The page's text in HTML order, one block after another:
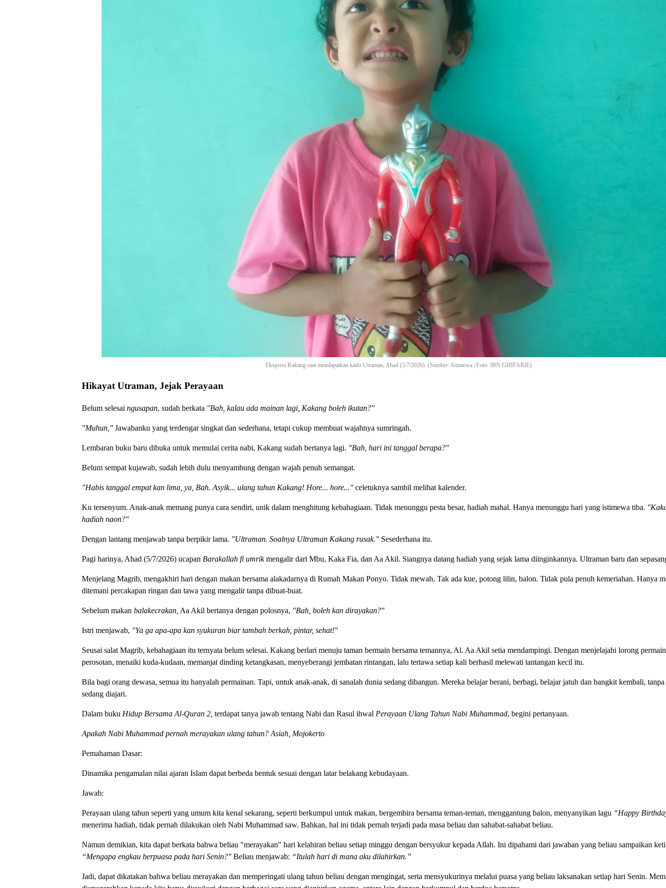
Ekspresi Kakang saat mendapatkan kado Utraman, Ahad (5/7/2026). (Sumber: Istimewa | Foto: IBN GHIFARIE)
Hikayat Utraman, Jejak Perayaan
Belum selesai ngusapan, sudah berkata "Bah, kalau ada mainan lagi, Kakang boleh ikutan?"
"Muhun,"Jawabanku yang terdengar singkat dan sederhana, tetapi cukup membuat wajahnya sumringah.
Lembaran buku baru dibuka untuk memulai cerita nabi, Kakang sudah bertanya lagi. "Bah, hari ini tanggal berapa?"
Belum sempat kujawab, sudah lebih dulu menyambung dengan wajah penuh semangat.
"Habis tanggal empat kan lima, ya, Bah. Asyik... ulang tahun Kakang! Hore... hore..." celetuknya sambil melihat kalender.
Ku tersenyum. Anak-anak memang punya cara sendiri, unik dalam menghitung kebahagiaan. Tidak menunggu pesta besar, hadiah mahal. Hanya menunggu hari yang istimewa tiba.
hadiah naon?"
Dengan lantang menjawab tanpa berpikir lama. "Ultraman. Soalnya Ultraman Kakang rusak."Sesederhana itu.
Pagi harinya, Ahad (5/7/2026) ucapan Barakallah fi umrikmengalir dari Mbu, Kaka Fia, dan Aa Akil. Siangnya datang hadiah yang sejak lama diinginkannya. Ultraman baru dan
Menjelang Magrib, mengakhiri hari dengan makan bersama alakadarnya di Rumah Makan Ponyo. Tidak mewah. Tak ada kue, potong lilin, balon. Tidak pula penuh kemeriahan. Hanya
ditemani percakapan ringan dan tawa yang mengalir tanpa dibuat-buat.
Sebelum makan balakecrakan, Aa Akil bertanya dengan polosnya, "Bah, boleh kan dirayakan?"
Istri menjawab, "Ya ga apa-apa kan syukuran biar tambah berkah, pintar, sehat!"
Seusai salat Magrib, kebahagiaan itu ternyata belum selesai. Kakang berlari menuju taman bermain bersama temannya, Al. Aa Akil setia mendampingi. Dengan menjelajahi lorong
perosotan, menaiki kuda-kudaan, memanjat dinding ketangkasan, menyeberangi jembatan rintangan, lalu tertawa setiap kali berhasil melewati tantangan kecil itu.
Bila bagi orang dewasa, semua itu hanyalah permainan. Tapi, untuk anak-anak, di sanalah dunia sedang dibangun. Mereka belajar berani, berbagi, belajar jatuh dan bangkit kembali, tanpa
sedang diajari.
Dalam buku Hidup Bersama Al-Quran 2, terdapat tanya jawab tentang Nabi dan Rasul ihwal Perayaan Ulang Tahun Nabi Muhammad, begini pertanyaan.
Apakah Nabi Muhammad pernah merayakan ulang tahun? Asiah, Mojokerto
Pemahaman Dasar:
Dinamika pengamalan nilai ajaran Islam dapat berbeda bentuk sesuai dengan latar belakang kebudayaan.
Jawab:
Perayaan ulang tahun seperti yang umum kita kenal sekarang, seperti berkumpul untuk makan, bergembira bersama teman-teman, menggantung balon, menyanyikan lagu “Happy
menerima hadiah, tidak pernah dilakukan oleh Nabi Muhammad saw. Bahkan, hal ini tidak pernah terjadi pada masa beliau dan sahabat-sahabat beliau.
Namun demikian, kita dapat berkata bahwa beliau "merayakan" hari kelahiran beliau setiap minggu dengan bersyukur kepada Allah. Ini dipahami dari jawaban yang beliau sampaikan
“Mengapa engkau berpuasa pada hari Senin?"Beliau menjawab: “Itulah hari di mana aku dilahirkan.”
Jadi, dapat dikatakan bahwa beliau merayakan dan memperingati ulang tahun beliau dengan mengingat, serta mensyukurinya melalui puasa yang beliau laksanakan setiap hari Senin.